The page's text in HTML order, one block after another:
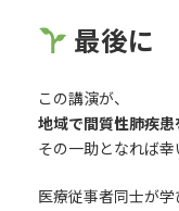
最後に
この講演が、
地域で間質性肺疾
その一助となれば幸
医療従事者同士が学